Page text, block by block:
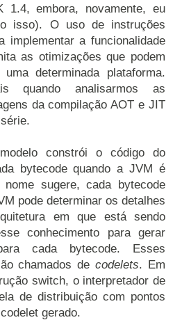
1.4, embora, novamente, eu
isso). O uso de instruções
implementar a funcionalidade
as otimizações que podem
determinada plataforma.
quando analisarmos as
da compilação AOT e JIT
constrói o código do
bytecode quando a JVM é
sugere, cada bytecode
pode determinar os detalhes
em que está sendo
conhecimento para gerar
cada bytecode. Esses
chamados de codelets. Em
switch, o interpretador de
de distribuição com pontos
gerado.